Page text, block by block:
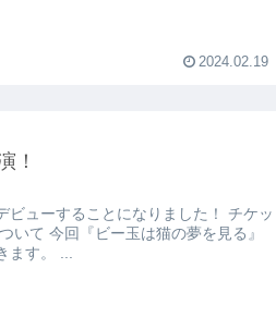
2024.02.19
！
ーすることになりました！ チケッ